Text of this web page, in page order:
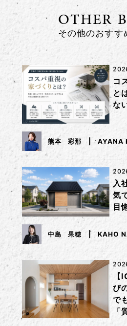
OTHER
その他のおすす
コ
と
な
熊本 彩那 AYANA
入
気
目
中島 果穂 KAHO
び
で
「
ー